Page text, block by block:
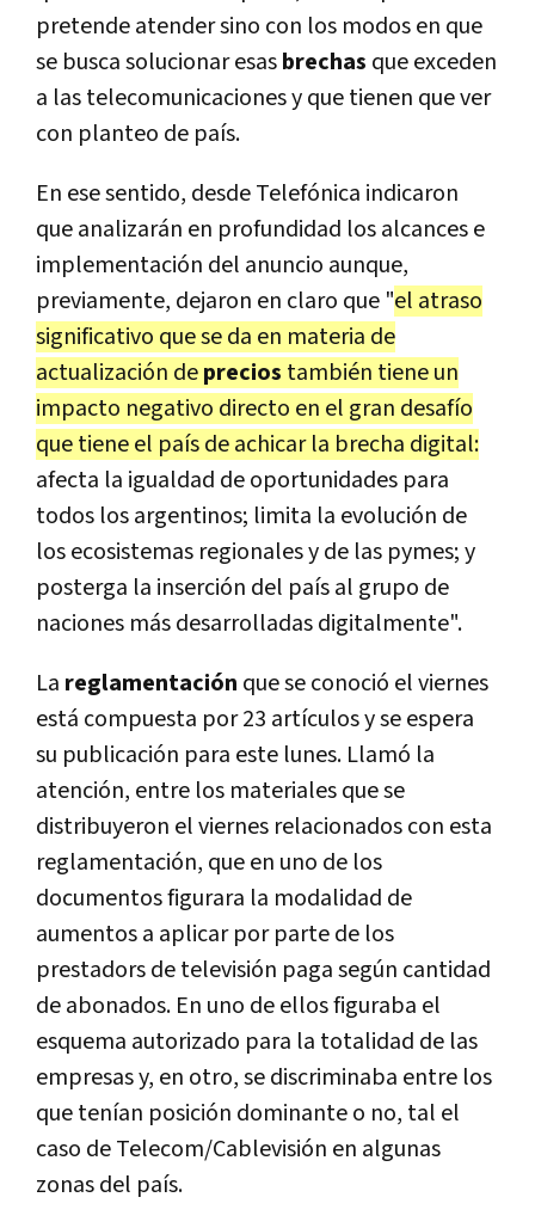
pretende atender sino con los modos en que
se busca solucionar esasbrechas que exceden
a las telecomunicaciones y que tienen que ver
con planteo de país.
En ese sentido, desde Telefónica indicaron
que analizarán en profundidad los alcances e
implementación del anuncio aunque,
previamente, dejaron en claro que "el atraso
significativo que se da en materia de
actualización deprecios también tiene un
impacto negativo directo en el gran desafío
que tiene el país de achicar la brecha digital:
afecta la igualdad de oportunidades para
todos los argentinos; limita la evolución de
los ecosistemas regionales y de las pymes; y
posterga la inserción del país al grupo de
naciones más desarrolladas digitalmente".
La reglamentación que se conoció el viernes
está compuesta por 23 artículos y se espera
su publicación para este lunes. Llamó la
atención, entre los materiales que se
distribuyeron el viernes relacionados con esta
reglamentación, que en uno de los
documentos figurara la modalidad de
aumentos a aplicar por parte de los
prestadors de televisión paga según cantidad
de abonados. En uno de ellos figuraba el
esquema autorizado para la totalidad de las
empresas y, en otro, se discriminaba entre los
que tenían posición dominante o no, tal el
caso de Telecom/Cablevisión en algunas
zonas del país.